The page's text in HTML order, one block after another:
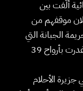
ألّفت بين
موقفهم من
الجبانة التي
إستهدفت السياحة في البلاد التونسية و غدرت بأرواح 39
الأحلام